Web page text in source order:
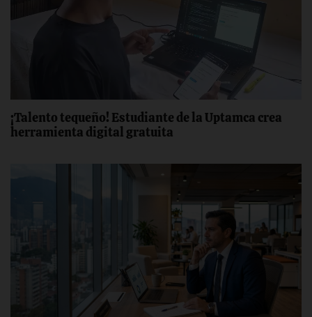
¡Talento tequeño! ‎Estudiante de la Uptamca crea
‎herramienta digital gratuita